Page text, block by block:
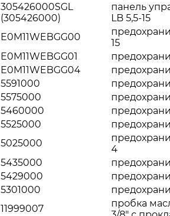
305426000SGL
(305426000)
панель
LB 5,5-15
E0M11WEBGG00
15
E0M11WEBGG01
E0M11WEBGG04
5591000
5575000
5460000
5525000
5025000
4
5435000
5429000
5301000
11999007
пробка